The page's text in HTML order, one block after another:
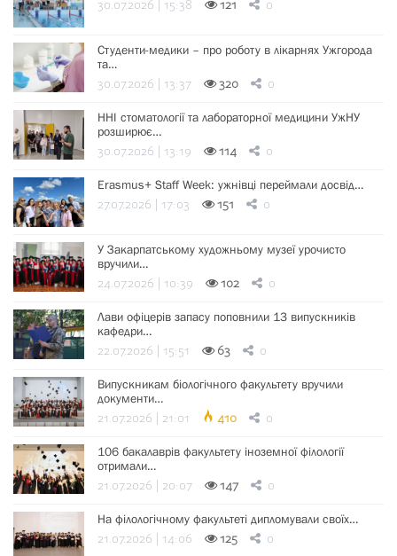
30.07.2026 | 15:38 121 0
Студенти-медики – про роботу в лікарнях Ужгорода
та…
30.07.2026 | 13:37 320 0
ННІ стоматології та лабораторної медицини УжНУ
розширює…
30.07.2026 | 13:19 114 0
Erasmus+ Staff Week: ужнівці переймали досвід…
27.07.2026 | 17:03 151 0
У Закарпатському художньому музеї урочисто
вручили…
24.07.2026 | 10:39 102 0
Лави офіцерів запасу поповнили 13 випускників
кафедри…
22.07.2026 | 15:51 63 0
Випускникам біологічного факультету вручили
документи…
21.07.2026 | 21:01 410 0
106 бакалаврів факультету іноземної філології
отримали…
21.07.2026 | 20:07 147 0
На філологічному факультеті дипломували своїх…
21.07.2026 | 14:06 125 0